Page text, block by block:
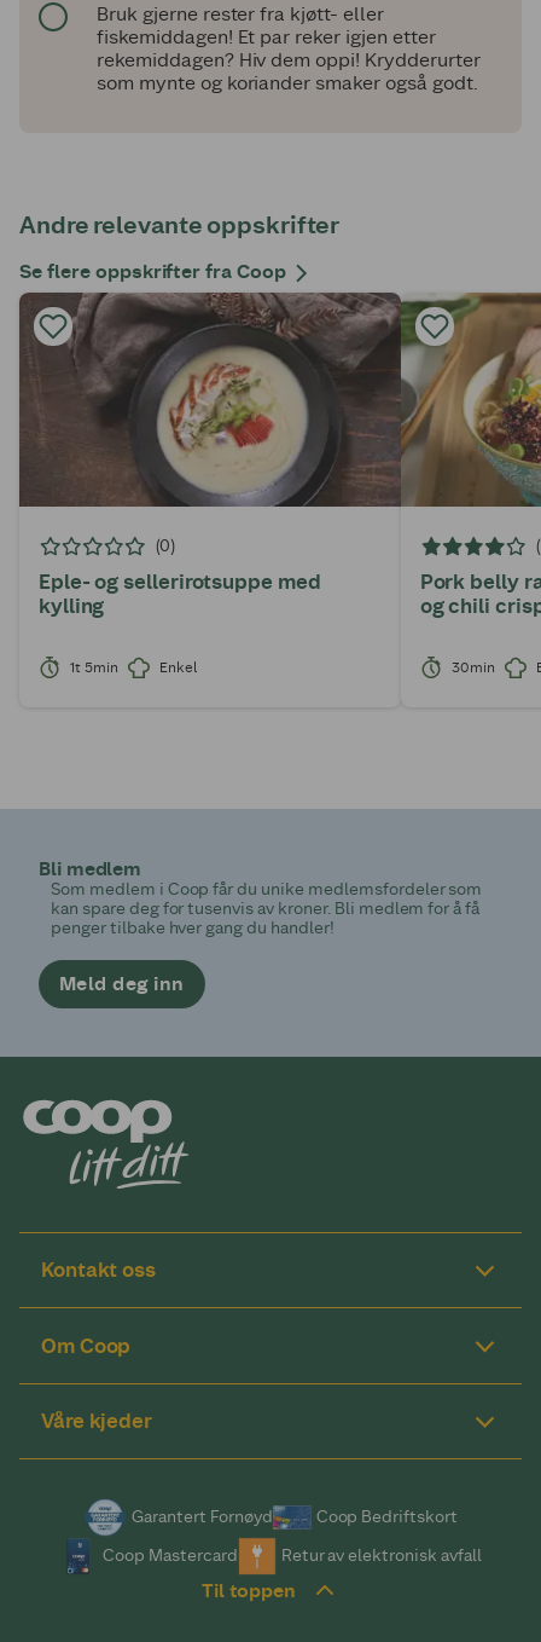
Bruk gjerne rester fra kjøtt- eller
fiskemiddagen! Et par reker igjen etter
rekemiddagen? Hiv dem oppi! Krydderurter
som mynte og koriander smaker også godt.
Andre relevante oppskrifter
Se flere oppskrifter fra Coop
(0)
Eple- og sellerirotsuppe med
kylling
1t 5min Enkel
Pork belly
og chili
30min
Bli medlem
Som medlem i Coop får du unike medlemsfordeler som
kan spare deg for tusenvis av kroner. Bli medlem for å få
penger tilbake hver gang du handler!
Meld deg inn
Kontakt oss
Om Coop
Våre kjeder
Garantert Fornøyd
Coop Bedriftskort
Coop Mastercard
Retur av elektronisk avfall
Til toppen